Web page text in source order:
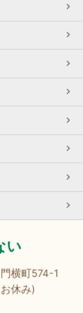
い
横町574-1
休み)